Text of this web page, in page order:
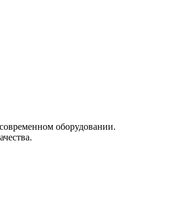
оборудовании.